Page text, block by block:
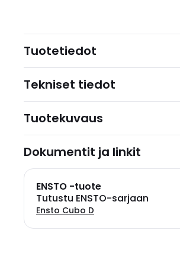
Tuotetiedot
Tekniset tiedot
Tuotekuvaus
Dokumentit ja linkit
ENSTO -tuote
Tutustu ENSTO-sarjaan
Ensto Cubo D